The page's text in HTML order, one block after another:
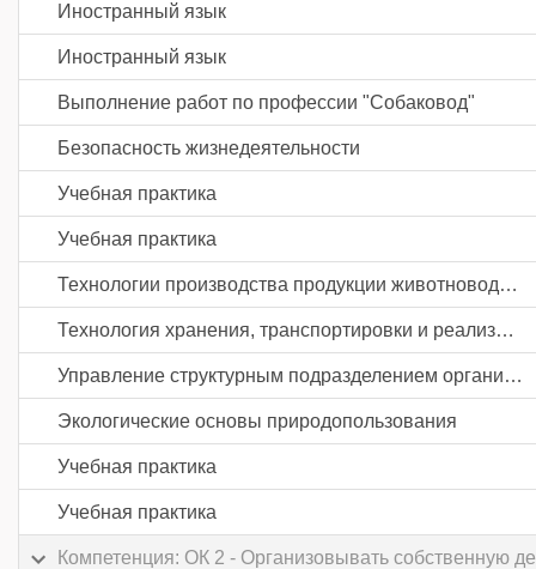
Иностранный язык
Иностранный язык
Выполнение работ по профессии "Собаковод"
Безопасность жизнедеятельности
Учебная практика
Учебная практика
Технологии производства продукции животноводства
Технология хранения, транспортировки и реализации продукции животноводства
Управление структурным подразделением организации
Экологические основы природопользования
Учебная практика
Учебная практика
Компетенция: ОК 2 - Организовывать собственную